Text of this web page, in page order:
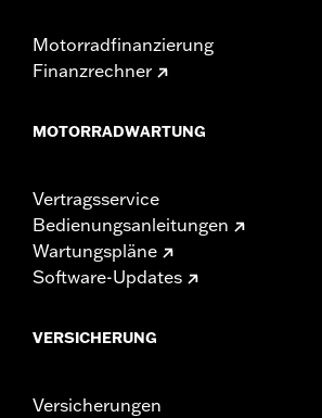
Motorradfinanzierung
Finanzrechner
MOTORRADWARTUNG
Vertragsservice
Bedienungsanleitungen
Wartungspläne
Software-Updates
VERSICHERUNG
Versicherungen